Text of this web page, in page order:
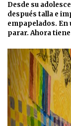
Desde su
después talla e
empapelados. En
parar. Ahora